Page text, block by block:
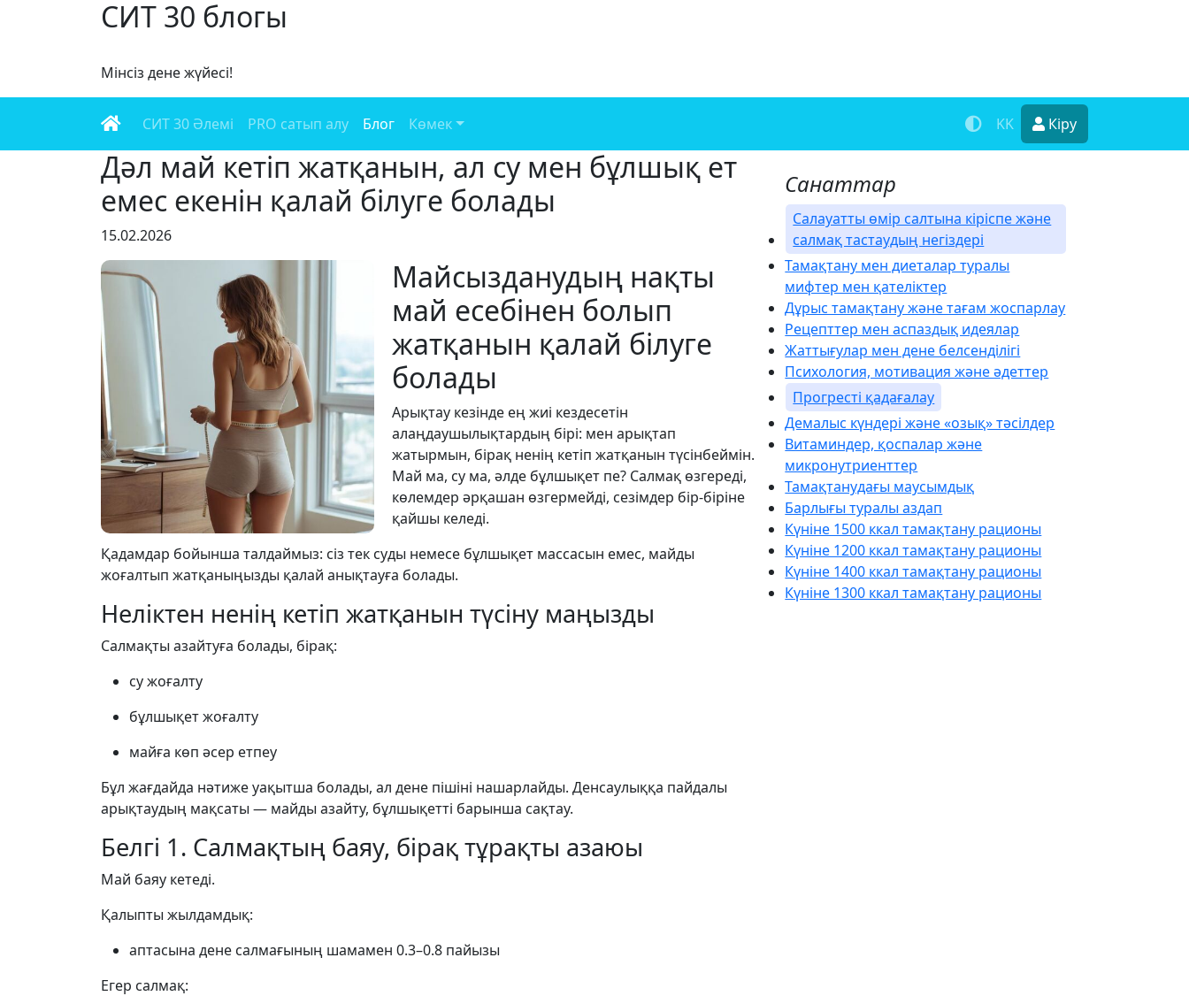
СИТ 30 блогы
Мінсіз дене жүйесі!
СИТ 30 Әлемі PRO сатып алу Блог Көмек KK Кіру
Дәл май кетіп жатқанын, ал су мен бұлшық ет
емес екенін қалай білуге болады
15.02.2026
Майсызданудың нақты
май есебінен болып
жатқанын қалай білуге
болады
Арықтау кезінде ең жиі кездесетін
алаңдаушылықтардың бірі: мен арықтап
жатырмын, бірақ ненің кетіп жатқанын түсінбеймін.
Май ма, су ма, әлде бұлшықет пе? Салмақ өзгереді,
көлемдер әрқашан өзгермейді, сезімдер бір-біріне
қайшы келеді.
Қадамдар бойынша талдаймыз: сіз тек суды немесе бұлшықет массасын емес, майды
жоғалтып жатқаныңызды қалай анықтауға болады.
Неліктен ненің кетіп жатқанын түсіну маңызды
Салмақты азайтуға болады, бірақ:
су жоғалту
бұлшықет жоғалту
майға көп әсер етпеу
Бұл жағдайда нәтиже уақытша болады, ал дене пішіні нашарлайды. Денсаулыққа пайдалы
арықтаудың мақсаты — майды азайту, бұлшықетті барынша сақтау.
Белгі 1. Салмақтың баяу, бірақ тұрақты азаюы
Май баяу кетеді.
Қалыпты жылдамдық:
аптасына дене салмағының шамамен 0.3–0.8 пайызы
Егер салмақ:
Санаттар
Салауатты өмір салтына кіріспе және
салмақ тастаудың негіздері
Тамақтану мен диеталар туралы
мифтер мен қателіктер
Дұрыс тамақтану және тағам жоспарлау
Рецепттер мен аспаздық идеялар
Жаттығулар мен дене белсенділігі
Психология, мотивация және әдеттер
Прогресті қадағалау
Демалыс күндері және «озық» тәсілдер
Витаминдер, қоспалар және
микронутриенттер
Тамақтанудағы маусымдық
Барлығы туралы аздап
Күніне 1500 ккал тамақтану рационы
Күніне 1200 ккал тамақтану рационы
Күніне 1400 ккал тамақтану рационы
Күніне 1300 ккал тамақтану рационы